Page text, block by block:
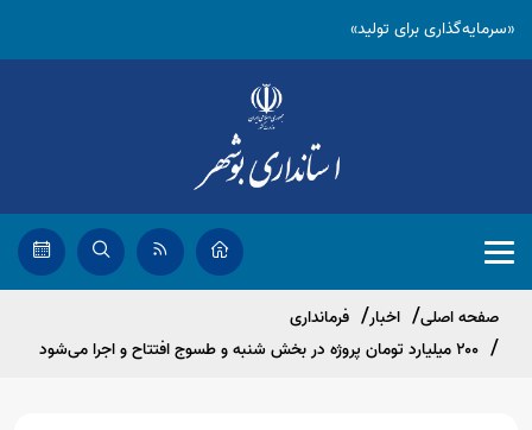
«سرمایه‌گذاری برای تولید»
صفحه اصلی اخبار
فرمانداری
۲۰۰ میلیارد تومان پروژه در بخش شنبه و طسوج افتتاح و اجرا می‌شود